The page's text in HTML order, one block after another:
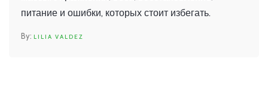
питание и ошибки, которых стоит избегать.
LILIA VALDEZ